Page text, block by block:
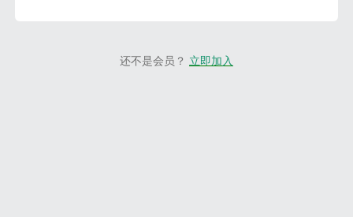
还不是会员？ 立即加入